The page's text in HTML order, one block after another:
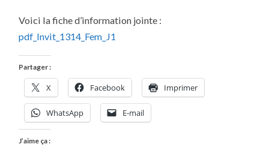
Voici la fiche d’information jointe :
pdf_Invit_1314_Fem_J1
Partager :
X Facebook Imprimer
WhatsApp E-mail
J’aime ça :